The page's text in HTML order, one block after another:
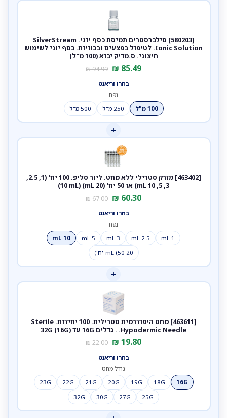
[580203] סילברסטרים תמיסת כסף יוני. SilverStream
Ionic Solution. לטיפול בפצעים ובכוויות. כסף יוני לשימוש
חיצוני. ס.מדיק יבוא (100 מ"ל)
85.49
₪
94.99
₪
בחרו וריאנט
נפח
100 מ"ל
250 מ"ל 500 מ"ל
+
[463402] מזרק סטרילי ללא מחט. ליור סליפ. 100 יח' (1, 2.5,
3, 5, 10 mL) או 50 יח' (20 mL) (10 mL)
60.30
₪
67.00
₪
בחרו וריאנט
נפח
1 mL
2.5 mL
3 mL
5 mL
10 mL
20 mL (50 יח')
+
[463611] מחט היפודרמית סטרילית. 100 יחידות. Sterile
Hypodermic Needle. . גדלים 16G עד 32G (16G)
19.80
₪
22.00
₪
בחרו וריאנט
גודל מחט
16G
18G
19G
20G
21G
22G
23G
25G
27G
30G
32G